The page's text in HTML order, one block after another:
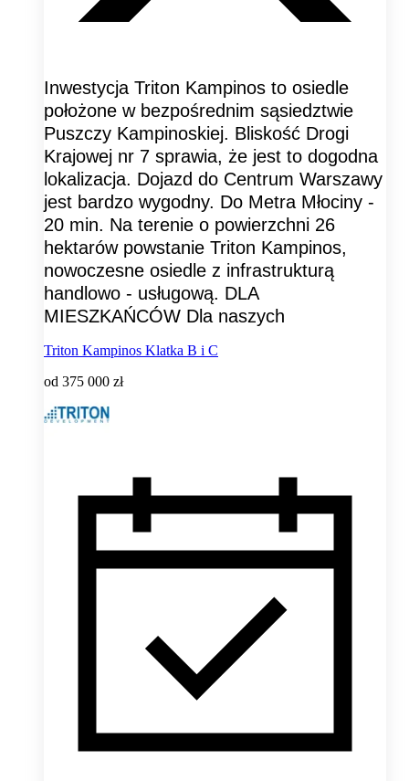
Inwestycja Triton Kampinos to osiedle
położone w bezpośrednim sąsiedztwie
Puszczy Kampinoskiej. Bliskość Drogi
Krajowej nr 7 sprawia, że jest to dogodna
lokalizacja. Dojazd do Centrum Warszawy
jest bardzo wygodny. Do Metra Młociny -
20 min. Na terenie o powierzchni 26
hektarów powstanie Triton Kampinos,
nowoczesne osiedle z infrastrukturą
handlowo - usługową. DLA
MIESZKAŃCÓW Dla naszych
Triton Kampinos Klatka B i C
od 375 000 zł